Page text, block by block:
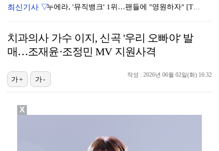
누에라, '뮤직뱅크' 1위…팬들에 "영원하자" [TV캡…
폭발까지 5분…안보현·정은채, 목숨 건 사투 시작(재벌…
대한축구협회의 '심판 성접대'…최악의 경우 런던 올림픽…
폭발물 지킨 안보현, '악마 교관' 정은채와 재회(재벌…
최신기사 ▽
치과의사 가수 이지, 신곡 '우리 오빠야' 발
매…조재윤·조정민 MV 지원사격
작성 : 2026년 06월 02일(화) 16:32
가+ 가-
X